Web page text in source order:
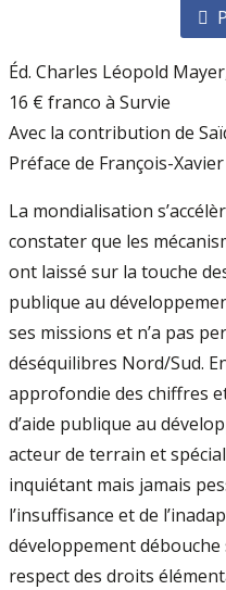
Éd. Charles Léopold
16 € franco à Survie
Avec la contribution de
Préface de François-
La mondialisation
constater que les
ont laissé sur la touche
publique au
ses missions et n’a pas
déséquilibres Nord/Sud.
approfondie des chiffres
d’aide publique au
acteur de terrain et
inquiétant mais jamais
l’insuffisance et de
développement
respect des droits